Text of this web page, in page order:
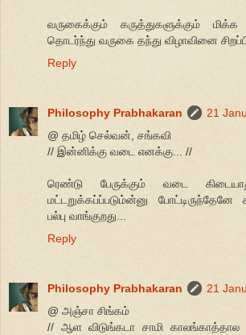
வருகைக்கும் கருத்துகளுக்கும்
தொடர்ந்து வருகை தந்து விழாவினை
Reply
Philosophy Prabhakaran
21
@ தமிழ் செல்வன், சங்கவி
// இன்னிக்கு வடை எனக்கு... //
ரெண்டு பேருக்கும் வடை
மட்டறுக்கப்ப்படும்ன்னு
பல்பு வாங்குறது...
Reply
Philosophy Prabhakaran
21
@ அஞ்சா சிங்கம்
// ஆள விடுங்கடா சாமி